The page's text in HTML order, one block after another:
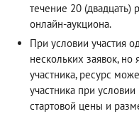
течение 20 (двадцать)
онлайн-аукциона.
При условии участия
нескольких заявок, но
участника, ресурс
участника при
стартовой цены и